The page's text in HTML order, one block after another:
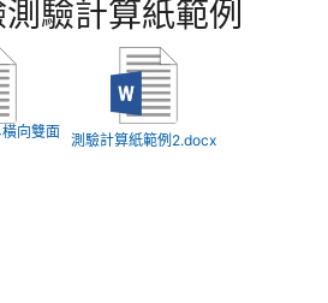
驗計算紙範例
向雙面
測驗計算紙範例2.docx